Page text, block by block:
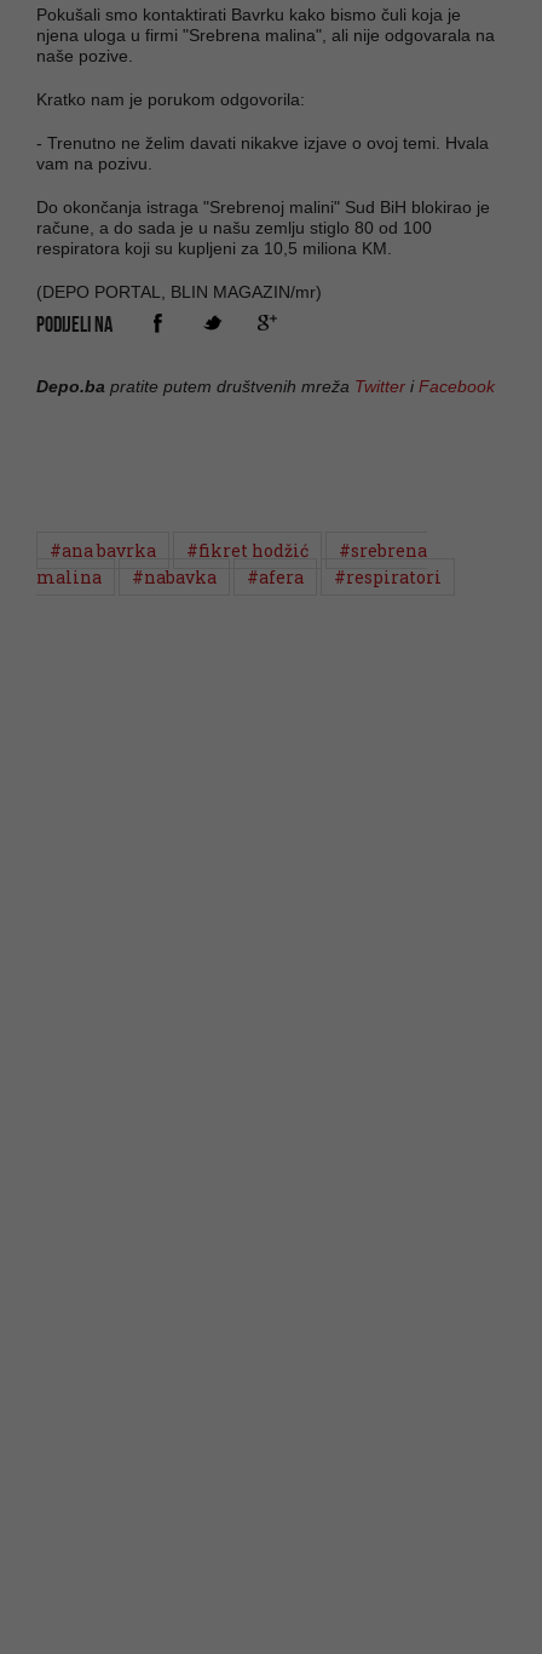
Pokušali smo kontaktirati Bavrku kako bismo čuli koja je
njena uloga u firmi "Srebrena malina", ali nije odgovarala na
naše pozive.
Kratko nam je porukom odgovorila:
- Trenutno ne želim davati nikakve izjave o ovoj temi. Hvala
vam na pozivu.
Do okončanja istraga "Srebrenoj malini" Sud BiH blokirao je
račune, a do sada je u našu zemlju stiglo 80 od 100
respiratora koji su kupljeni za 10,5 miliona KM.
(DEPO PORTAL, BLIN MAGAZIN/mr)
PODIJELI NA
Depo.ba pratite putem društvenih mreža Twitter iFacebook
#ana bavrka #fikret hodžić
#srebrena
malina
#nabavka #afera #respiratori